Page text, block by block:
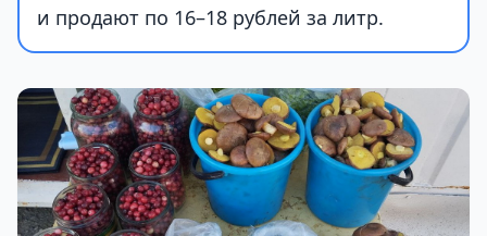
и продают по 16–18 рублей за литр.